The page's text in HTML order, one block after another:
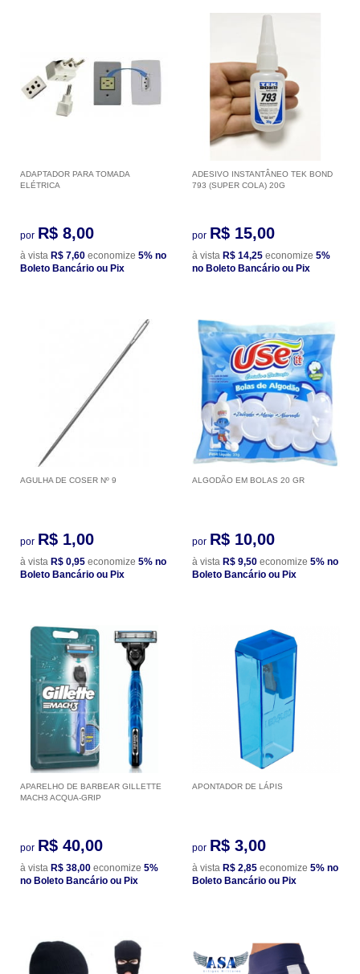
ADAPTADOR PARA TOMADA
ELÉTRICA
por R$ 8,00
à vista R$ 7,60 economize 5% no
Boleto Bancário ou Pix
ADESIVO INSTANTÂNEO TEK BOND
793 (SUPER COLA) 20G
por R$ 15,00
à vista R$ 14,25 economize 5%
no Boleto Bancário ou Pix
AGULHA DE COSER Nº 9
por R$ 1,00
à vista R$ 0,95 economize 5% no
Boleto Bancário ou Pix
ALGODÃO EM BOLAS 20 GR
por R$ 10,00
à vista R$ 9,50 economize 5% no
Boleto Bancário ou Pix
APARELHO DE BARBEAR GILLETTE
MACH3 ACQUA-GRIP
por R$ 40,00
à vista R$ 38,00 economize 5%
no Boleto Bancário ou Pix
APONTADOR DE LÁPIS
por R$ 3,00
à vista R$ 2,85 economize 5% no
Boleto Bancário ou Pix